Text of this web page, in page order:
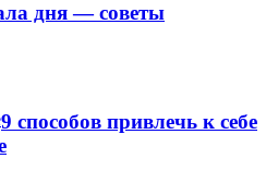
дня — советы
9 способов привлечь к себе